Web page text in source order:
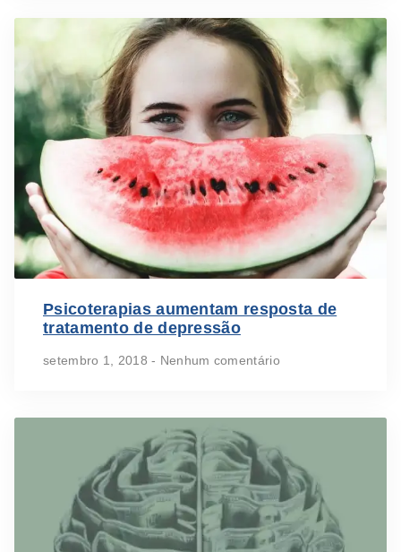
Psicoterapias aumentam resposta de
tratamento de depressão
setembro 1, 2018 Nenhum comentário